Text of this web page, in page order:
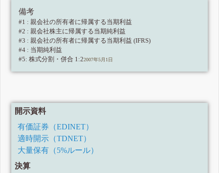
備考
#1 : 親会社の所有者に帰属する当期利益
#2 : 親会社株主に帰属する当期純利益
#3 : 親会社の所有者に帰属する当期利益 (IFRS)
#4 : 当期純利益
#5: 株式分割・併合 1:22007年5月1日
開示資料
有価証券（EDINET）
適時開示（TDNET）
大量保有（5%ルール）
決算